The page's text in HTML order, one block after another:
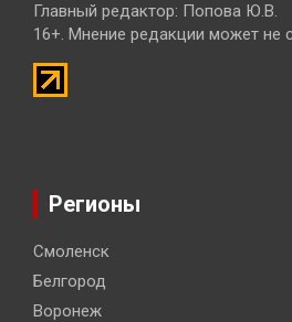
Главный редактор: Попова Ю.В.
16+. Мнение редакции может не
Регионы
Смоленск
Белгород
Воронеж